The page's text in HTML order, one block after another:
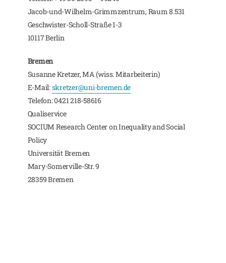
Jacob-und-Wilhelm-Grimmzentrum, Raum 8.531
Geschwister-Scholl-Straße 1-3
10117 Berlin
Bremen
Susanne Kretzer, MA (wiss. Mitarbeiterin)
E-Mail:skretzer@uni-bremen.de
Telefon: 0421 218-58616
Qualiservice
SOCIUM Research Center on Inequality and Social
Policy
Universität Bremen
Mary-Somerville-Str. 9
28359 Bremen